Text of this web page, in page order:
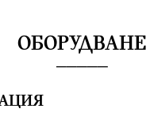
ОБОРУДВАНЕ